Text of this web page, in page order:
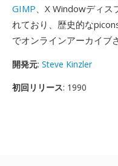
GIMP、X Windowディス
れており、歴史的な
でオンラインアーカイブ
開発元: Steve Kinzler
初回リリース: 1990